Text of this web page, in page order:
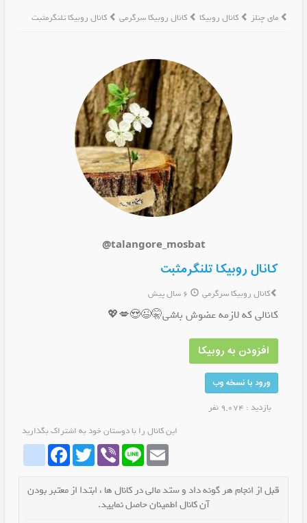
مای چنلز کانال روبیکا کانال روبیکا سرگرمی کانال روبیکا تلنگرمثبت
@talangore_mosbat
کانال روبیکا تلنگرمثبت
کانال روبیکا سرگرمی
کانالی که لازمه عضوش باشی🤫😉😍💋💖
افزودن به روبیکا
ورود با نسخه وب
بازدید : 9,074 نفر
این کانال را با دوستان خود به اشتراک بگذارید
whatrubikaFacebookTwitter Viber Line Email
قبل از انجام هر گونه داد و ستد مالی در کانال ها ، ابتدا از معتبر بودن
آن کانال اطمینان حاصل نمایید.